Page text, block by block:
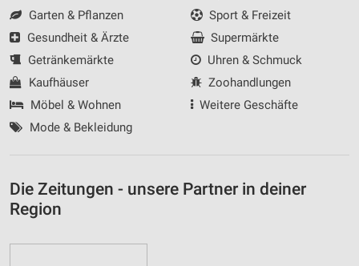
Garten & Pflanzen
Gesundheit & Ärzte
Getränkemärkte
Kaufhäuser
Möbel & Wohnen
Mode & Bekleidung
Sport & Freizeit
Supermärkte
Uhren & Schmuck
Zoohandlungen
Weitere Geschäfte
Die Zeitungen - unsere Partner in deiner
Region